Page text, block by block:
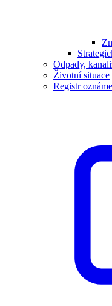
Odpady,
Životní situace
Registr